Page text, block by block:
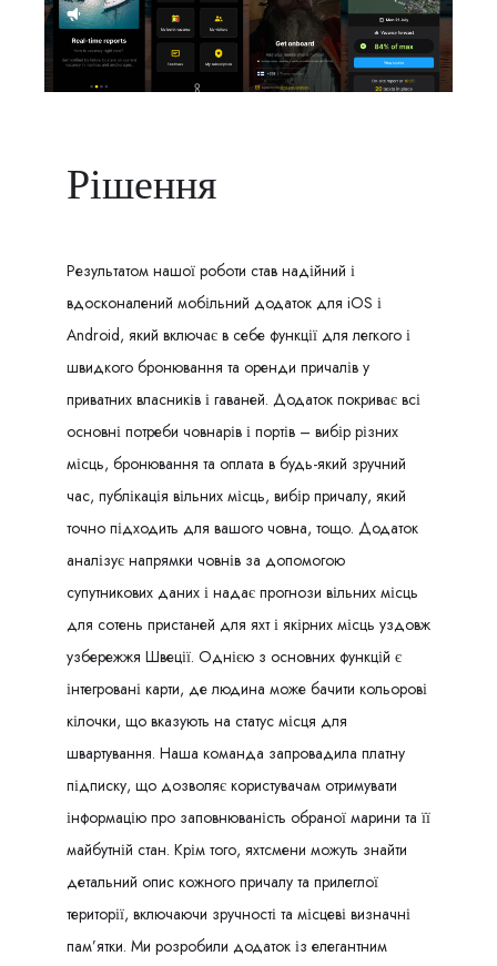
Рішення
Результатом нашої роботи став надійний і
вдосконалений мобільний додаток для iOS і
Android, який включає в себе функції для легкого і
швидкого бронювання та оренди причалів у
приватних власників і гаваней. Додаток покриває всі
основні потреби човнарів і портів – вибір різних
місць, бронювання та оплата в будь-який зручний
час, публікація вільних місць, вибір причалу, який
точно підходить для вашого човна, тощо. Додаток
аналізує напрямки човнів за допомогою
супутникових даних і надає прогнози вільних місць
для сотень пристаней для яхт і якірних місць уздовж
узбережжя Швеції. Однією з основних функцій є
інтегровані карти, де людина може бачити кольорові
кілочки, що вказують на статус місця для
швартування. Наша команда запровадила платну
підписку, що дозволяє користувачам отримувати
інформацію про заповнюваність обраної марини та її
майбутній стан. Крім того, яхтсмени можуть знайти
детальний опис кожного причалу та прилеглої
території, включаючи зручності та місцеві визначні
пам’ятки. Ми розробили додаток із елегантним